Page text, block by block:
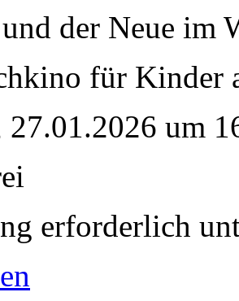
der Neue im
für Kinder
27.01.2026 um
erforderlich